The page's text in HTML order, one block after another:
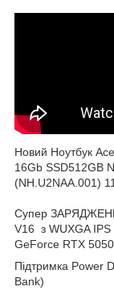
Новий Ноутбук
16Gb SSD512GB
(NH.U2NAA.001)
Супер
V16 з WUXGA IPS
GeForce RTX
Підтримка Power
Bank)